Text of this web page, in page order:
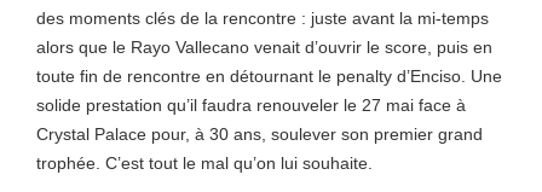
des moments clés de la rencontre : juste avant la mi-temps
alors que le Rayo Vallecano venait d’ouvrir le score, puis en
toute fin de rencontre en détournant le penalty d’Enciso. Une
solide prestation qu’il faudra renouveler le 27 mai face à
Crystal Palace pour, à 30 ans, soulever son premier grand
trophée. C’est tout le mal qu’on lui souhaite.